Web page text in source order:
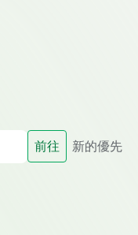
前往 新的優先